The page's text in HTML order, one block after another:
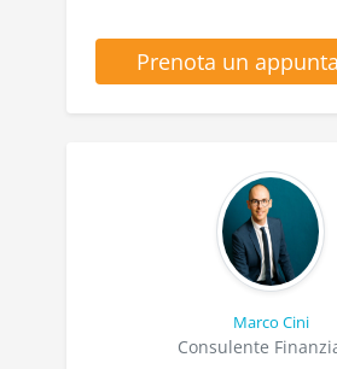
Prenota un
Marco Cini
Consulente